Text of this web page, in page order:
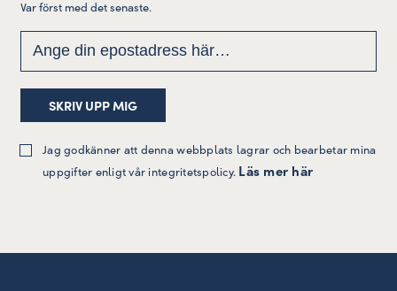
Var först med det senaste.
Jag godkänner att denna webbplats lagrar och bearbetar mina
uppgifter enligt vår integritetspolicy. Läs mer här